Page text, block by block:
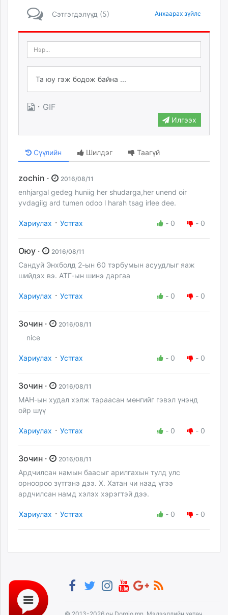
Сэтгэгдэлүүд (5) Анхаарах зүйлс
· GIF
Илгээх
Сүүлийн Шилдэг Таагүй
zochin · 2016/08/11
enhjargal gedeg huniig her shudarga,her unend oir
yvdagiig ard tumen odoo l harah tsag irlee dee.
Хариулах · Устгах - 0 - 0
Оюу · 2016/08/11
Сандуй Энхболд 2-ын 60 тэрбумын асуудлыг яаж
шийдэх вэ. АТГ-ын шинэ даргаа
Хариулах · Устгах - 0 - 0
Зочин · 2016/08/11
nice
Хариулах · Устгах - 0 - 0
Зочин · 2016/08/11
МАН-ын худал хэлж тараасан мөнгийг гэвэл үнэнд
ойр шүү
Хариулах · Устгах - 0 - 0
Зочин · 2016/08/11
Ардчилсан намын баасыг арилгахын тулд улс
орноороо зүтгэнэ дээ. Х. Хатан чи наад үгээ
ардчилсан намд хэлэх хэрэгтэй дээ.
Хариулах · Устгах - 0 - 0